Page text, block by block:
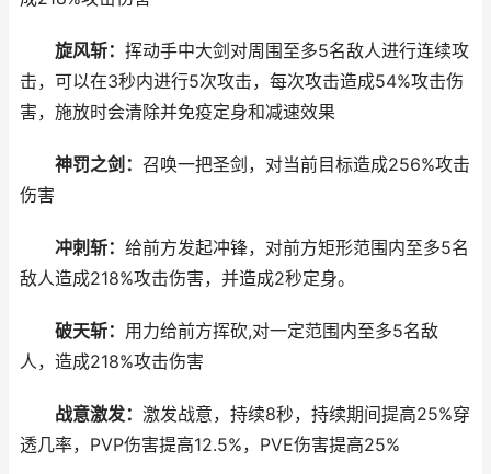
旋风斩： 挥动手中大剑对周围至多5名敌人进行连续攻
击，可以在3秒内进行5次攻击，每次攻击造成54%攻击伤
害，施放时会清除并免疫定身和减速效果
神罚之剑： 召唤一把圣剑，对当前目标造成256%攻击
伤害
冲刺斩： 给前方发起冲锋，对前方矩形范围内至多5名
敌人造成218%攻击伤害，并造成2秒定身。
破天斩： 用力给前方挥砍,对一定范围内至多5名敌
人，造成218%攻击伤害
战意激发： 激发战意，持续8秒，持续期间提高25%穿
透几率，PVP伤害提高12.5%，PVE伤害提高25%